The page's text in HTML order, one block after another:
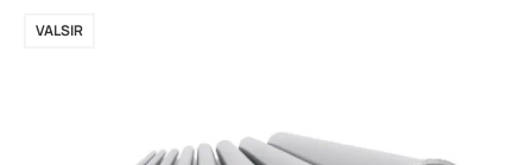
VALSIR